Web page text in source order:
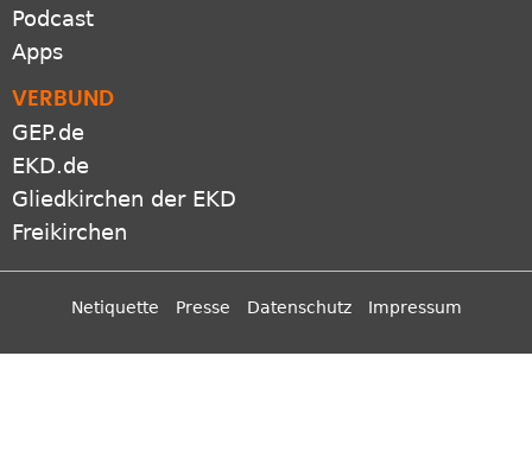
Podcast
Apps
VERBUND
GEP.de
EKD.de
Gliedkirchen der EKD
Freikirchen
Netiquette Presse Datenschutz Impressum